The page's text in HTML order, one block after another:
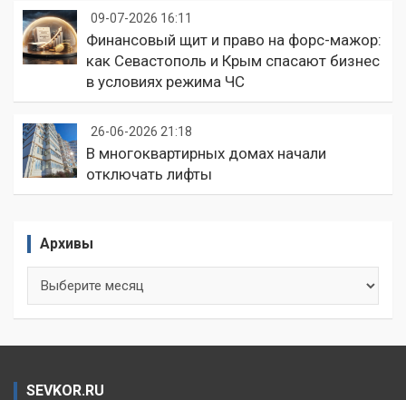
09-07-2026 16:11
Финансовый щит и право на форс-мажор:
как Севастополь и Крым спасают бизнес
в условиях режима ЧС
26-06-2026 21:18
В многоквартирных домах начали
отключать лифты
Архивы
SEVKOR.RU